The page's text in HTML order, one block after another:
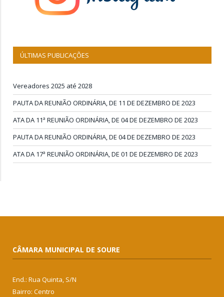
ÚLTIMAS PUBLICAÇÕES
Vereadores 2025 até 2028
PAUTA DA REUNIÃO ORDINÁRIA, DE 11 DE DEZEMBRO DE 2023
ATA DA 11ª REUNIÃO ORDINÁRIA, DE 04 DE DEZEMBRO DE 2023
PAUTA DA REUNIÃO ORDINÁRIA, DE 04 DE DEZEMBRO DE 2023
ATA DA 17ª REUNIÃO ORDINÁRIA, DE 01 DE DEZEMBRO DE 2023
CÂMARA MUNICIPAL DE SOURE
End.: Rua Quinta, S/N
Bairro: Centro